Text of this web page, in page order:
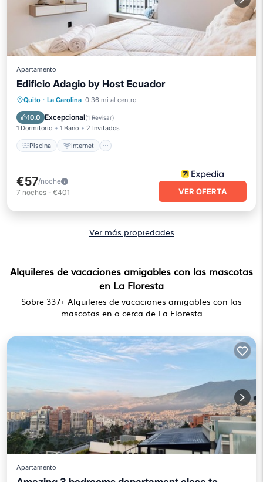
Apartamento
Edificio Adagio by Host Ecuador
Quito · La Carolina 0.36 mi al centro
10.0 Excepcional(1 Revisar)
1 Dormitorio 1 Baño 2 Invitados
Piscina Internet
Piscina
Internet
Se admiten mascotas
€57/noche
7 noches - €401 VER OFERTA
Ver más propiedades
Alquileres de vacaciones amigables con las mascotas
en La Floresta
Sobre 337+ Alquileres de vacaciones amigables con las
mascotas en o cerca de La Floresta
Apartamento